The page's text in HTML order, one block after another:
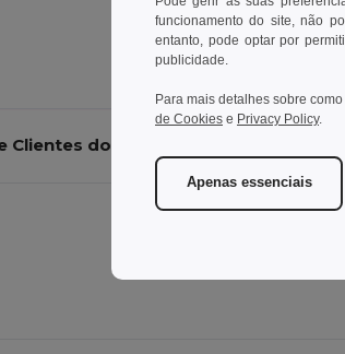
Clientes do Produto
funcionamento do site, não
entanto, pode optar por
publicidade.
Para mais detalhes sobre
de Cookies e Privacy Policy.
Apenas essenciais